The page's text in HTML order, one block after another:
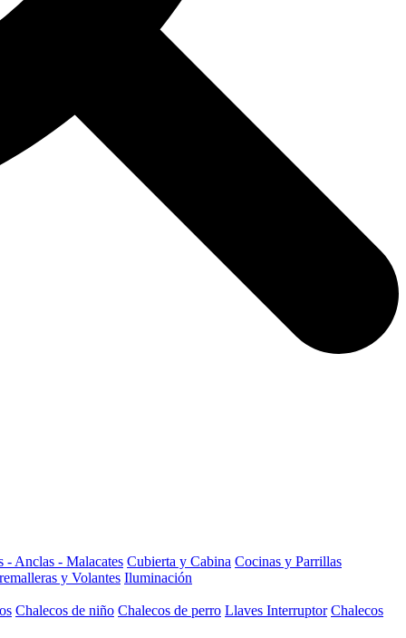
- Anclas - Malacates Cubierta y Cabina Cocinas y Parrillas
y Volantes Iluminación
Chalecos de niño Chalecos de perro Llaves Interruptor Chalecos